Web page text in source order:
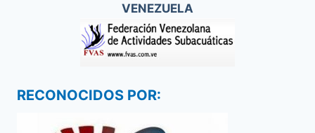
VENEZUELA
RECONOCIDOS POR: